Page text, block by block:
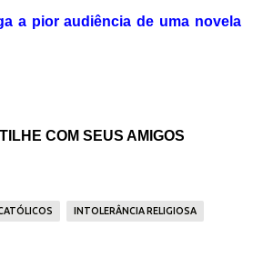
a pior audiência de uma novela
COM SEUS AMIGOS
INTOLERÂNCIA RELIGIOSA